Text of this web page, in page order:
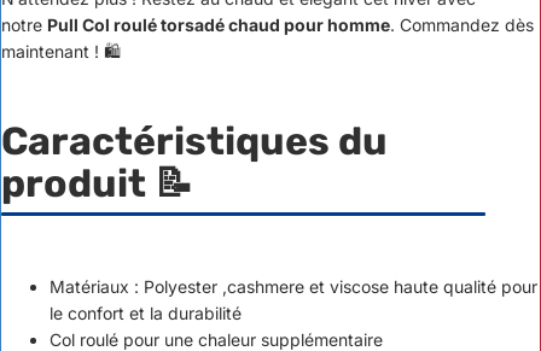
notre Pull Col roulé torsadé chaud pour homme. Commandez dès
maintenant ! 🛍️
Caractéristiques du
produit 📝
Matériaux : Polyester ,cashmere et viscose haute qualité pour
le confort et la durabilité
Col roulé pour une chaleur supplémentaire